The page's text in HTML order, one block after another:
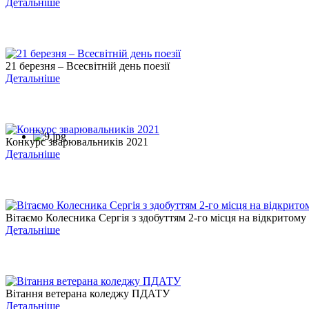
Детальніше
21 березня – Всесвітній день поезії
Детальніше
Конкурс зварювальників 2021
Детальніше
Вітаємо Колесника Сергія з здобуттям 2-го місця на відкритому
Детальніше
Вітання ветерана коледжу ПДАТУ
Детальніше